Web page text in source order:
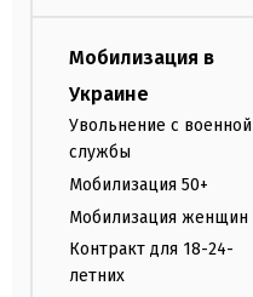
Мобилизация в
Украине
Увольнение с военной
службы
Мобилизация 50+
Мобилизация женщин
Контракт для 18-24-
летних